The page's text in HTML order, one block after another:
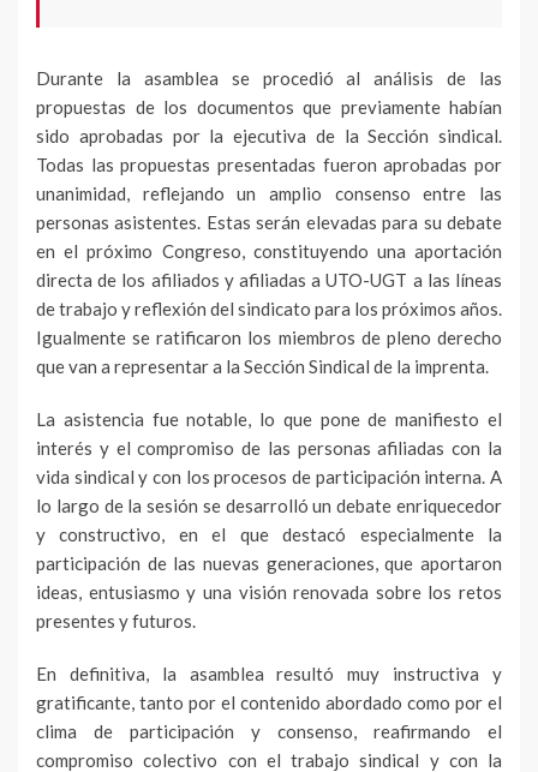
Durante la asamblea se procedió al análisis de las
propuestas de los documentos que previamente habían
sido aprobadas por la ejecutiva de la Sección sindical.
Todas las propuestas presentadas fueron aprobadas por
unanimidad, reflejando un amplio consenso entre las
personas asistentes. Estas serán elevadas para su debate
en el próximo Congreso, constituyendo una aportación
directa de los afiliados y afiliadas a UTO-UGT a las líneas
de trabajo y reflexión del sindicato para los próximos años.
Igualmente se ratificaron los miembros de pleno derecho
que van a representar a la Sección Sindical de la imprenta.
La asistencia fue notable, lo que pone de manifiesto el
interés y el compromiso de las personas afiliadas con la
vida sindical y con los procesos de participación interna. A
lo largo de la sesión se desarrolló un debate enriquecedor
y constructivo, en el que destacó especialmente la
participación de las nuevas generaciones, que aportaron
ideas, entusiasmo y una visión renovada sobre los retos
presentes y futuros.
En definitiva, la asamblea resultó muy instructiva y
gratificante, tanto por el contenido abordado como por el
clima de participación y consenso, reafirmando el
compromiso colectivo con el trabajo sindical y con la